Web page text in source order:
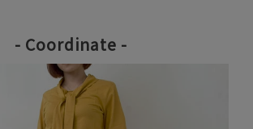
- Coordinate -